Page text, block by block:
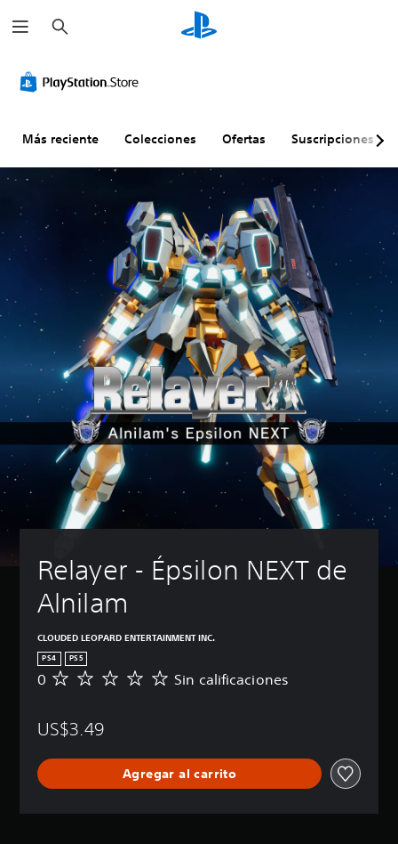
u
s
r
Más reciente Colecciones Ofertas Suscripciones
Relayer - Épsilon NEXT de
Alnilam
CLOUDED LEOPARD ENTERTAINMENT INC.
PS4 PS5
S
c
i
0 Sin calificaciones
US$3.49
Agregar al carrito